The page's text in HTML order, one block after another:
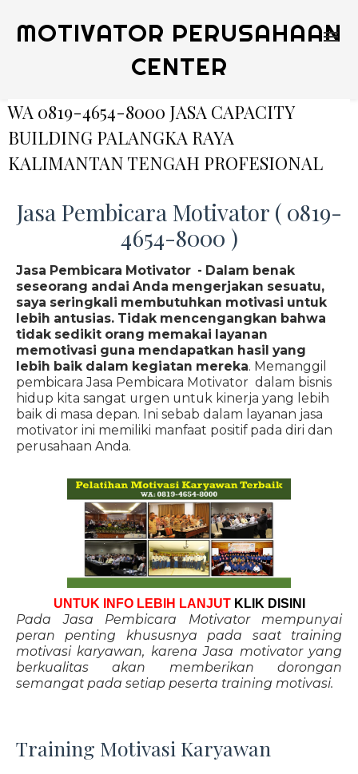
MOTIVATOR PERUSAHAAN
CENTER
WA 0819-4654-8000 JASA CAPACITY
BUILDING PALANGKA RAYA
KALIMANTAN TENGAH PROFESIONAL
Jasa Pembicara Motivator ( 0819-
4654-8000 )
Jasa Pembicara Motivator - Dalam benak
seseorang andai Anda mengerjakan sesuatu,
saya seringkali membutuhkan motivasi untuk
lebih antusias. Tidak mencengangkan bahwa
tidak sedikit orang memakai layanan
memotivasi guna mendapatkan hasil yang
lebih baik dalam kegiatan mereka. Memanggil
pembicara Jasa Pembicara Motivator dalam bisnis
hidup kita sangat urgen untuk kinerja yang lebih
baik di masa depan. Ini sebab dalam layanan jasa
motivator ini memiliki manfaat positif pada diri dan
perusahaan Anda.
UNTUK INFO LEBIH LANJUT KLIK DISINI
Pada Jasa Pembicara Motivator mempunyai
peran penting khususnya pada saat training
motivasi karyawan, karena Jasa motivator yang
berkualitas akan memberikan dorongan
semangat pada setiap peserta training motivasi.
Training Motivasi Karyawan